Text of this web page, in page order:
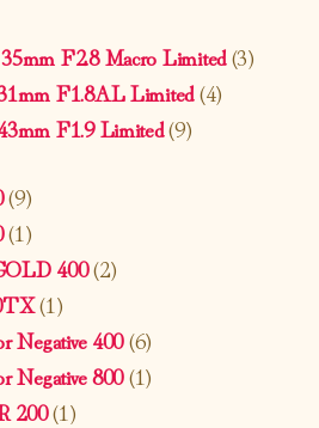
F2.8 Macro Limited(3)
F1.8AL Limited(4)
F1.9 Limited(9)
(9)
(1)
400(2)
(1)
Negative 400(6)
Negative 800(1)
200(1)